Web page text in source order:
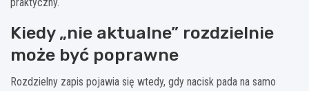
Kiedy „nie aktualne” rozdzielnie
może być poprawne
Rozdzielny zapis pojawia się wtedy, gdy nacisk pada na samo